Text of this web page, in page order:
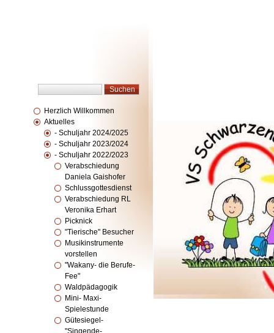
Herzlich Willkommen
Aktuelles
- Schuljahr 2024/2025
- Schuljahr 2023/2024
- Schuljahr 2022/2023
Verabschiedung
Daniela Gaishofer
Schlussgottesdienst
Verabschiedung RL
Veronika Erhart
Picknick
"Tierische" Besucher
Musikinstrumente
vorstellen
"Wakany- die Berufe-
Fee"
Waldpädagogik
Mini- Maxi-
Spielestunde
Gütesiegel-
"Singende-